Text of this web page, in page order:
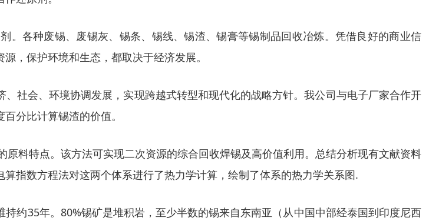
。各种废锡、废锡灰、锡条、锡线、锡渣、锡膏等锡制品回收冶炼。凭借良好的商业信
，保护环境和生态，都取决于经济发展。
社会、环境协调发展，实现跨越式转型和现代化的战略方针。我公司与电子厂家合作开
分比计算锡渣的价值。
料特点。该方法可实现二次资源的综合回收焊锡及高价值利用。总结分析现有文献资料
指数方程法对这两个体系进行了热力学计算，绘制了体系的热力学关系图.
约35年。80%锡矿是堆积岩，至少半数的锡来自东南亚（从中国中部经泰国到印度尼西